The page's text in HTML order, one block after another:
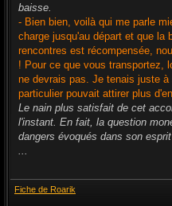
baisse.
- Bien bien, voilà qui me parle
charge jusqu'au départ et que la
rencontres est récompensée,
! Pour ce que vous transportez,
ne devrais pas. Je tenais juste
particulier pouvait attirer plus
Le nain plus satisfait de cet
l'instant. En fait, la question
dangers évoqués dans son
Fiche de Roarik